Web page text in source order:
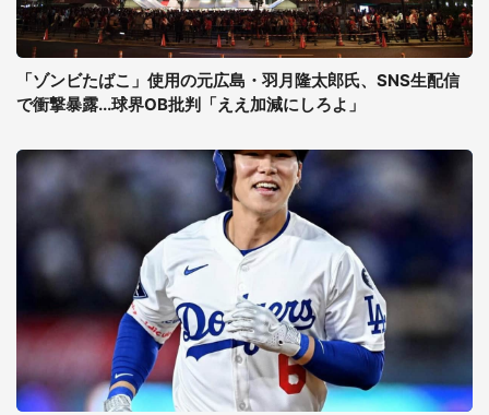
「ゾンビたばこ」使用の元広島・羽月隆太郎氏、SNS生配信
で衝撃暴露...球界OB批判「ええ加減にしろよ」